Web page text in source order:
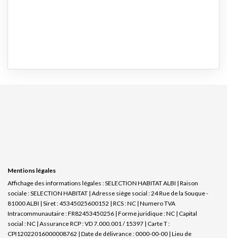
Mentions légales
Affichage des informations légales : SELECTION HABITAT ALBI | Raison
sociale : SELECTION HABITAT | Adresse siège social : 24 Rue de la Souque -
81000 ALBI | Siret : 45345025600152 | RCS : NC | Numero TVA
Intracommunautaire : FR82453450256 | Forme juridique : NC | Capital
social : NC | Assurance RCP : VD 7.000.001 / 15397 | Carte T :
CPI12022016000008762 | Date de délivrance : 0000-00-00 | Lieu de